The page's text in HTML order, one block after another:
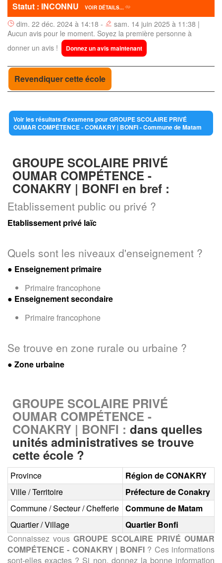
Statut : INCONNU VOIR DÉTAILS...
dim. 22 déc. 2024 à 14:18 -
sam. 14 juin 2025 à 11:38 |
Aucun avis pour le moment. Soyez la première personne à
donner un avis !
Donnez un avis maintenant
Revendiquer cette école
Voir les résultats d'examens pour GROUPE SCOLAIRE PRIVÉ
OUMAR COMPÉTENCE - CONAKRY | BONFI - Commune de Matam
GROUPE SCOLAIRE PRIVÉ
OUMAR COMPÉTENCE -
CONAKRY | BONFI en bref :
Etablissement public ou privé ?
Etablissement privé laïc
Quels sont les niveaux d'enseignement ?
● Enseignement primaire
Primaire francophone
● Enseignement secondaire
Primaire francophone
Se trouve en zone rurale ou urbaine ?
● Zone urbaine
GROUPE SCOLAIRE PRIVÉ
OUMAR COMPÉTENCE -
CONAKRY | BONFI : dans quelles
unités administratives se trouve
cette école ?
Province
Région de CONAKRY
Ville / Territoire
Préfecture de Conakry
Commune / Secteur / Chefferie Commune de Matam
Quartier / Village
Quartier Bonfi
Connaissez vous GROUPE SCOLAIRE PRIVÉ OUMAR
COMPÉTENCE - CONAKRY | BONFI ? Ces informations
sont-elles exactes ? Si non, donnez la bonne information